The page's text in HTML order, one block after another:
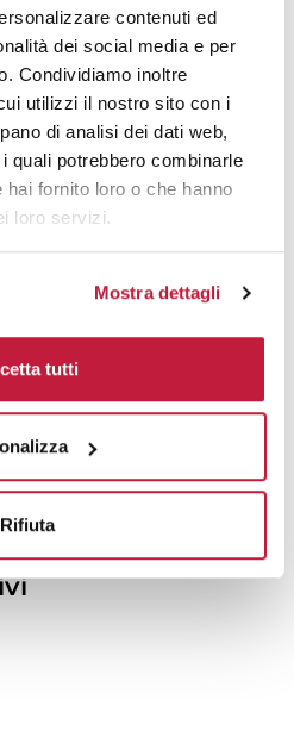
contenuti ed
dei social media e per
Condividiamo inoltre
utilizzi il nostro sito con i
di analisi dei dati web,
quali potrebbero combinarle
fornito loro o che hanno
loro servizi.
Mostra dettagli
tutti
Rifiuta
€ 5,65
€ 5,58
€ 5,51
€ 5,50